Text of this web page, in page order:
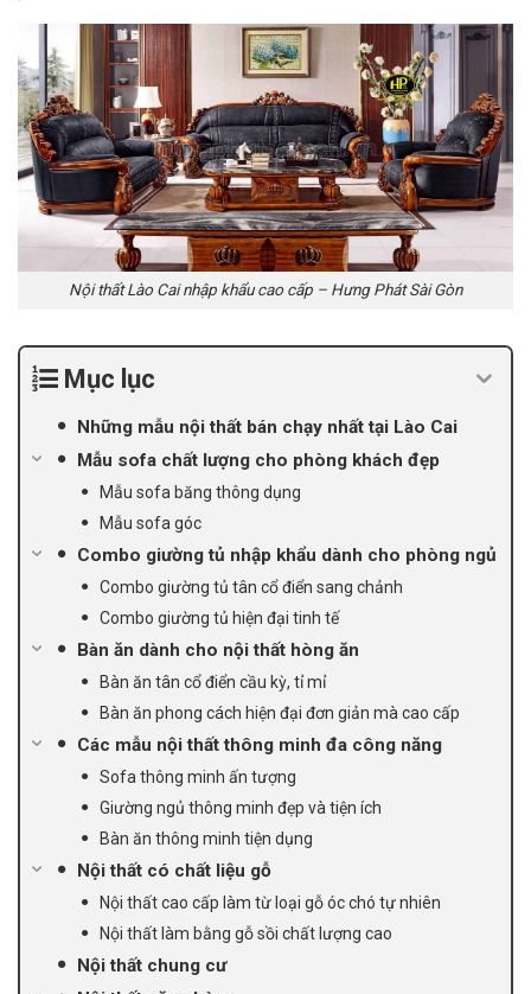
Nội thất Lào Cai nhập khẩu cao cấp – Hưng Phát Sài Gòn
Mục lục
Những mẫu nội thất bán chạy nhất tại Lào Cai
Mẫu sofa chất lượng cho phòng khách đẹp
Mẫu sofa băng thông dụng
Mẫu sofa góc
Combo giường tủ nhập khẩu dành cho phòng ngủ
Combo giường tủ tân cổ điển sang chảnh
Combo giường tủ hiện đại tinh tế
Bàn ăn dành cho nội thất hòng ăn
Bàn ăn tân cổ điển cầu kỳ, tỉ mỉ
Bàn ăn phong cách hiện đại đơn giản mà cao cấp
Các mẫu nội thất thông minh đa công năng
Sofa thông minh ấn tượng
Giường ngủ thông minh đẹp và tiện ích
Bàn ăn thông minh tiện dụng
Nội thất có chất liệu gỗ
Nội thất cao cấp làm từ loại gỗ óc chó tự nhiên
Nội thất làm bằng gỗ sồi chất lượng cao
Nội thất chung cư